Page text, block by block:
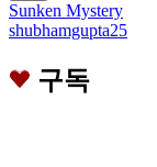
Sunken Mystery
shubhamgupta25
구독